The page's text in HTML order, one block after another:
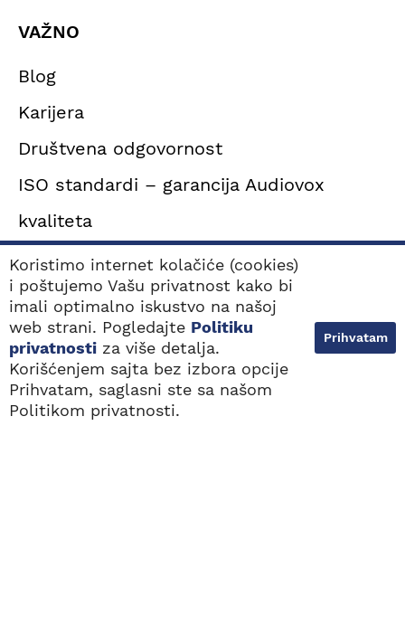
NAJBLIŽE
LOKACIJE
BESPLATAN POZIV
VAŽNO
Blog
Karijera
Društvena odgovornost
ISO standardi – garancija Audiovox
kvaliteta
Politika privatnosti
KORISNO
Tinitus
Simptomi oštećenja sluha
Tipovi oštećenja sluha
Koristimo internet kolačiće (cookies)
i poštujemo Vašu privatnost kako bi
imali optimalno iskustvo na našoj
web strani. Pogledajte Politiku
privatnosti za više detalja.
Korišćenjem sajta bez izbora opcije
Prihvatam, saglasni ste sa našom
Politikom privatnosti.
Prihvatam